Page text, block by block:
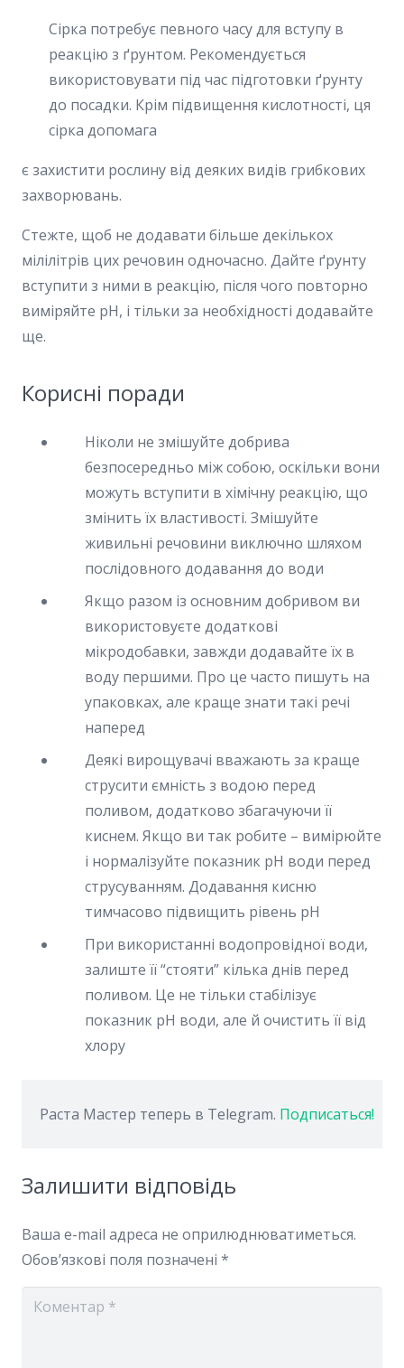
Сірка потребує певного часу для вступу в
реакцію з ґрунтом. Рекомендується
використовувати під час підготовки ґрунту
до посадки. Крім підвищення кислотності, ця
сірка допомага
є захистити рослину від деяких видів грибкових
захворювань.
Стежте, щоб не додавати більше декількох
мілілітрів цих речовин одночасно. Дайте ґрунту
вступити з ними в реакцію, після чого повторно
виміряйте pH, і тільки за необхідності додавайте
ще.
Корисні поради
Ніколи не змішуйте добрива
безпосередньо між собою, оскільки вони
можуть вступити в хімічну реакцію, що
змінить їх властивості. Змішуйте
живильні речовини виключно шляхом
послідовного додавання до води
Якщо разом із основним добривом ви
використовуєте додаткові
мікродобавки, завжди додавайте їх в
воду першими. Про це часто пишуть на
упаковках, але краще знати такі речі
наперед
Деякі вирощувачі вважають за краще
струсити ємність з водою перед
поливом, додатково збагачуючи її
киснем. Якщо ви так робите – вимірюйте
і нормалізуйте показник pH води перед
струсуванням. Додавання кисню
тимчасово підвищить рівень pH
При використанні водопровідної води,
залиште її “стояти” кілька днів перед
поливом. Це не тільки стабілізує
показник pH води, але й очистить її від
хлору
Раста Мастер теперь в Telegram. Подписаться!
Залишити відповідь
Ваша e-mail адреса не оприлюднюватиметься.
Обов’язкові поля позначені *